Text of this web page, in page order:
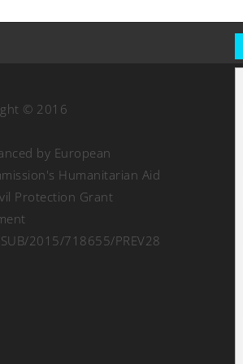
© 2016
by European
Humanitarian Aid
Protection Grant
SUB/2015/718655/PREV28